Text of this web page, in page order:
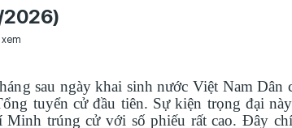
2026)
sau ngày khai sinh nước Việt Nam Dân
tuyển cử đầu tiên. Sự kiện trọng đại
trúng cử với số phiếu rất cao. Đây